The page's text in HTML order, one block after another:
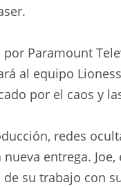
Paramount
al equipo
por el caos y
redes
entrega.
su trabajo con